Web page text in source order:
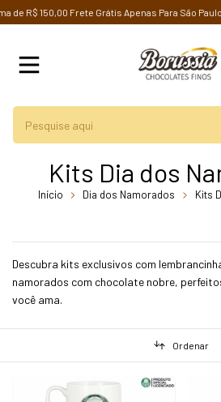
R$ 150,00 Frete Grátis Apenas Para São Paulo-
Kits Dia dos
Início Dia dos Namorados
Kits
Descubra kits exclusivos com
namorados com chocolate nobre,
você ama.
Ordenar